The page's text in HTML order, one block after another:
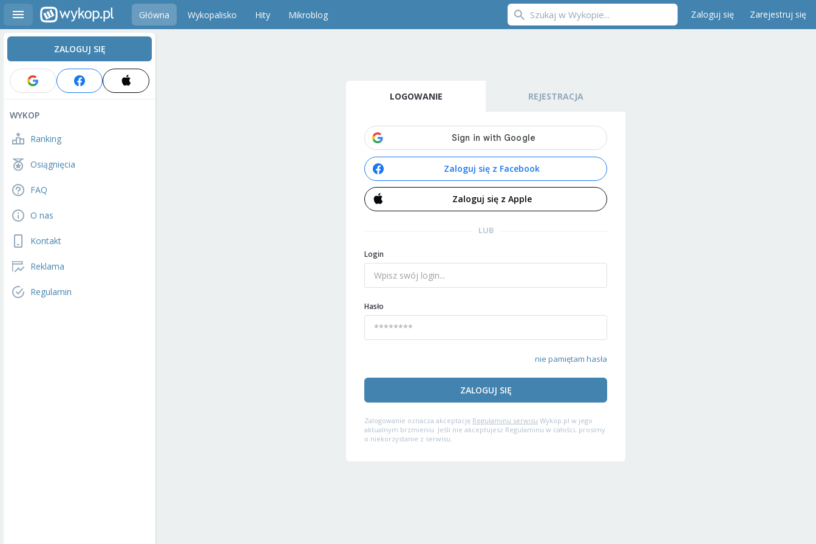
Główna Wykopalisko Hity Mikroblog Zaloguj się Zarejestruj się
ZALOGUJ SIĘ
WYKOP
Ranking
Osiągnięcia
FAQ
O nas
Kontakt
Reklama
Regulamin
LOGOWANIE REJESTRACJA
Zaloguj się z Facebook
Zaloguj się z Apple
LUB
Login
Hasło
nie pamiętam hasła
ZALOGUJ SIĘ
Zalogowanie oznacza akceptację Regulaminu serwisu Wykop.pl w jego
aktualnym brzmieniu. Jeśli nie akceptujesz Regulaminu w całości, prosimy
o niekorzystanie z serwisu.